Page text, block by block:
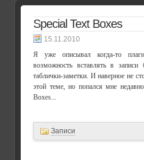
Special Text Boxes
15.11.2010
Я уже описывал когда-то
возможность вставлять в
таблички-заметки. И наверное не
этой теме, но попался мне
Boxes...
Записи